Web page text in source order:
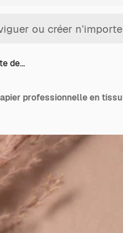
de…
professionnelle en tissu